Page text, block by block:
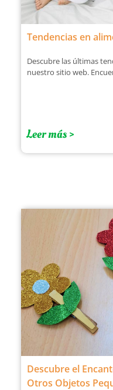
Tendencias en
Descubre las últimas
nuestro sitio web.
Leer más >
Descubre el
Otros Objetos